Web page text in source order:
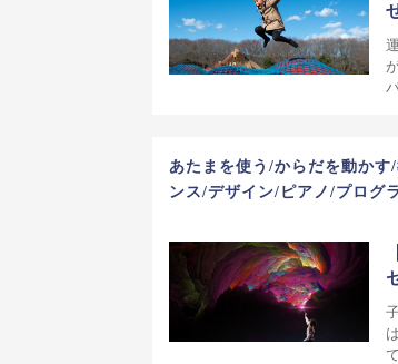
あたまを使う/からだを動か
ンス/デザイン/ピアノ/プログ